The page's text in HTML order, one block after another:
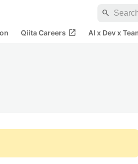
search
Qiita Careers open_in_new AI x Dev x